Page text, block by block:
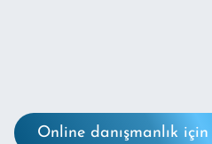
Online danışmanlık